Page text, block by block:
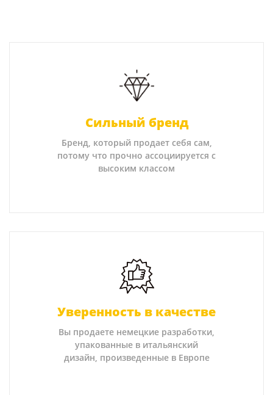
Сильный бренд
Бренд, который продает себя сам,
потому что прочно ассоциируется с
высоким классом
Уверенность в качестве
Вы продаете немецкие разработки,
упакованные в итальянский
дизайн, произведенные в Европе